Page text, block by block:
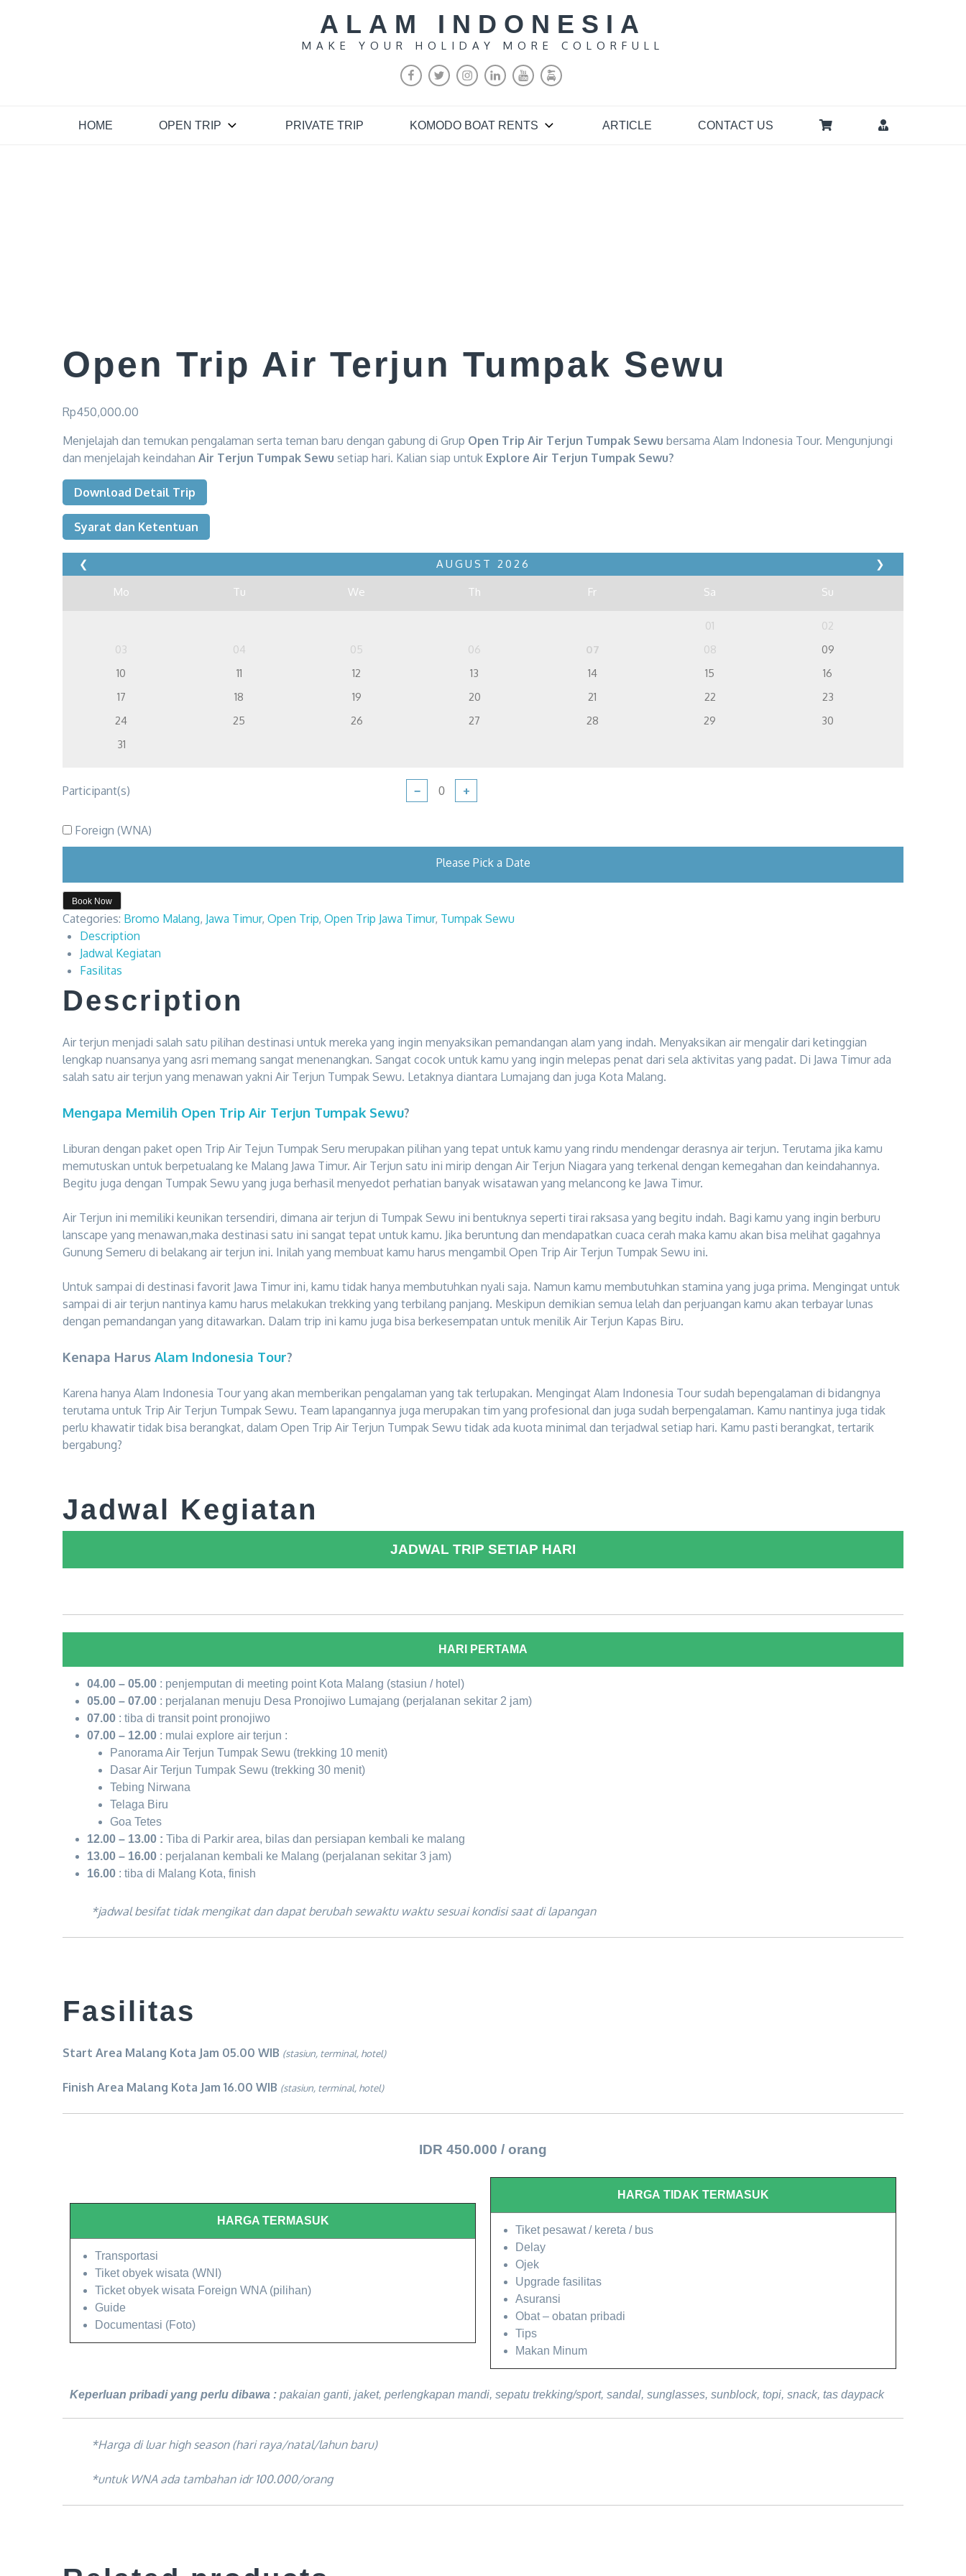
ALAM INDONESIA
MAKE YOUR HOLIDAY MORE COLORFULL
FACEBOOK
TWITTERINSTAGRAM
LINKEDINYOUTUBEMALANG
RENTAL
HOME OPEN TRIP PRIVATE TRIP KOMODO BOAT RENTS ARTICLE CONTACT US
Open Trip Air Terjun Tumpak Sewu
Rp450,000.00
Menjelajah dan temukan pengalaman serta teman baru dengan gabung di Grup Open Trip Air Terjun Tumpak Sewu bersama Alam Indonesia Tour. Mengunjungi
dan menjelajah keindahan Air Terjun Tumpak Sewu setiap hari. Kalian siap untuk Explore Air Terjun Tumpak Sewu?
Download Detail Trip
Syarat dan Ketentuan
❮ ❯
AUGUST 2026
Mo Tu We Th Fr Sa Su
01
02
03
04 05 06 07 08
09
10
11 12 13 14 15
16
17
18 19 20 21 22
23
24
25 26 27 28 29
30
31
Participant(s) − +
Foreign (WNA)
Please Pick a Date
Book Now
Categories: Bromo Malang, Jawa Timur, Open Trip, Open Trip Jawa Timur, Tumpak Sewu
Description
Jadwal Kegiatan
Fasilitas
Description
Air terjun menjadi salah satu pilihan destinasi untuk mereka yang ingin menyaksikan pemandangan alam yang indah. Menyaksikan air mengalir dari ketinggian
lengkap nuansanya yang asri memang sangat menenangkan. Sangat cocok untuk kamu yang ingin melepas penat dari sela aktivitas yang padat. Di Jawa Timur ada
salah satu air terjun yang menawan yakni Air Terjun Tumpak Sewu. Letaknya diantara Lumajang dan juga Kota Malang.
Mengapa Memilih Open Trip Air Terjun Tumpak Sewu?
Liburan dengan paket open Trip Air Tejun Tumpak Seru merupakan pilihan yang tepat untuk kamu yang rindu mendengar derasnya air terjun. Terutama jika kamu
memutuskan untuk berpetualang ke Malang Jawa Timur. Air Terjun satu ini mirip dengan Air Terjun Niagara yang terkenal dengan kemegahan dan keindahannya.
Begitu juga dengan Tumpak Sewu yang juga berhasil menyedot perhatian banyak wisatawan yang melancong ke Jawa Timur.
Air Terjun ini memiliki keunikan tersendiri, dimana air terjun di Tumpak Sewu ini bentuknya seperti tirai raksasa yang begitu indah. Bagi kamu yang ingin berburu
lanscape yang menawan,maka destinasi satu ini sangat tepat untuk kamu. Jika beruntung dan mendapatkan cuaca cerah maka kamu akan bisa melihat gagahnya
Gunung Semeru di belakang air terjun ini. Inilah yang membuat kamu harus mengambil Open Trip Air Terjun Tumpak Sewu ini.
Untuk sampai di destinasi favorit Jawa Timur ini, kamu tidak hanya membutuhkan nyali saja. Namun kamu membutuhkan stamina yang juga prima. Mengingat untuk
sampai di air terjun nantinya kamu harus melakukan trekking yang terbilang panjang. Meskipun demikian semua lelah dan perjuangan kamu akan terbayar lunas
dengan pemandangan yang ditawarkan. Dalam trip ini kamu juga bisa berkesempatan untuk menilik Air Terjun Kapas Biru.
Kenapa Harus Alam Indonesia Tour?
Karena hanya Alam Indonesia Tour yang akan memberikan pengalaman yang tak terlupakan. Mengingat Alam Indonesia Tour sudah bepengalaman di bidangnya
terutama untuk Trip Air Terjun Tumpak Sewu. Team lapangannya juga merupakan tim yang profesional dan juga sudah berpengalaman. Kamu nantinya juga tidak
perlu khawatir tidak bisa berangkat, dalam Open Trip Air Terjun Tumpak Sewu tidak ada kuota minimal dan terjadwal setiap hari. Kamu pasti berangkat, tertarik
bergabung?
Jadwal Kegiatan
JADWAL TRIP SETIAP HARI
HARI PERTAMA
04.00 – 05.00 : penjemputan di meeting point Kota Malang (stasiun / hotel)
05.00 – 07.00 : perjalanan menuju Desa Pronojiwo Lumajang (perjalanan sekitar 2 jam)
07.00 : tiba di transit point pronojiwo
07.00 – 12.00 : mulai explore air terjun :
Panorama Air Terjun Tumpak Sewu (trekking 10 menit)
Dasar Air Terjun Tumpak Sewu (trekking 30 menit)
Tebing Nirwana
Telaga Biru
Goa Tetes
12.00 – 13.00 : Tiba di Parkir area, bilas dan persiapan kembali ke malang
13.00 – 16.00 : perjalanan kembali ke Malang (perjalanan sekitar 3 jam)
16.00 : tiba di Malang Kota, finish
*jadwal besifat tidak mengikat dan dapat berubah sewaktu waktu sesuai kondisi saat di lapangan
Fasilitas
Start Area Malang Kota Jam 05.00 WIB (stasiun, terminal, hotel)
Finish Area Malang Kota Jam 16.00 WIB (stasiun, terminal, hotel)
IDR 450.000 / orang
HARGA TERMASUK
Transportasi
Tiket obyek wisata (WNI)
Ticket obyek wisata Foreign WNA (pilihan)
Guide
Documentasi (Foto)
HARGA TIDAK TERMASUK
Tiket pesawat / kereta / bus
Delay
Ojek
Upgrade fasilitas
Asuransi
Obat – obatan pribadi
Tips
Makan Minum
Keperluan pribadi yang perlu dibawa : pakaian ganti, jaket, perlengkapan mandi, sepatu trekking/sport, sandal, sunglasses, sunblock, topi, snack, tas daypack
*Harga di luar high season (hari raya/natal/lahun baru)
*untuk WNA ada tambahan idr 100.000/orang